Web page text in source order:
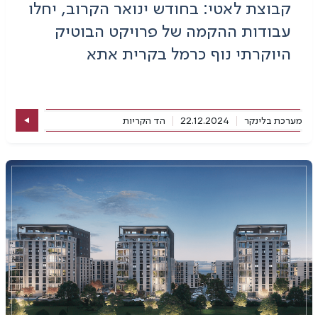
קבוצת לאטי: בחודש ינואר הקרוב, יחלו
עבודות ההקמה של פרויקט הבוטיק
היוקרתי נוף כרמל בקרית אתא
מערכת בלינקר 22.12.2024 הד הקריות